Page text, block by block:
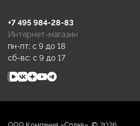
+7 495 984-28-83
Интернет-магазин
пн-пт: c 9 до 18
сб-вс: c 9 до 17